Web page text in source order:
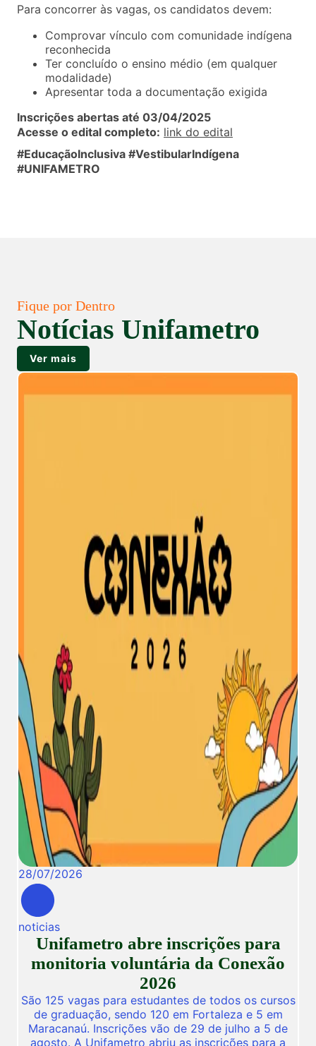
Para concorrer às vagas, os candidatos devem:
Comprovar vínculo com comunidade indígena
reconhecida
Ter concluído o ensino médio (em qualquer
modalidade)
Apresentar toda a documentação exigida
Inscrições abertas até 03/04/2025
Acesse o edital completo: link do edital
#EducaçãoInclusiva #VestibularIndígena
#UNIFAMETRO
Fique por Dentro
Notícias Unifametro
Ver mais
28/07/2026
noticias
Unifametro abre inscrições para
monitoria voluntária da Conexão
2026
São 125 vagas para estudantes de todos os cursos
de graduação, sendo 120 em Fortaleza e 5 em
Maracanaú. Inscrições vão de 29 de julho a 5 de
agosto. A Unifametro abriu as inscrições para a